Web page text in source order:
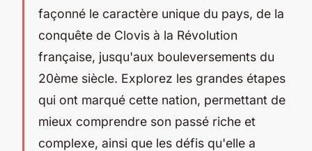
façonné le caractère unique du pays, de la
conquête de Clovis à la Révolution
française, jusqu'aux bouleversements du
20ème siècle. Explorez les grandes étapes
qui ont marqué cette nation, permettant de
mieux comprendre son passé riche et
complexe, ainsi que les défis qu'elle a